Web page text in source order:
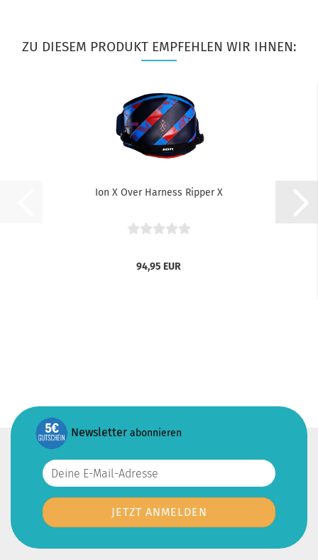
ZU DIESEM PRODUKT EMPFEHLEN WIR IHNEN:
Ion X Over Harness Ripper X
94,95 EUR
Newsletter abonnieren